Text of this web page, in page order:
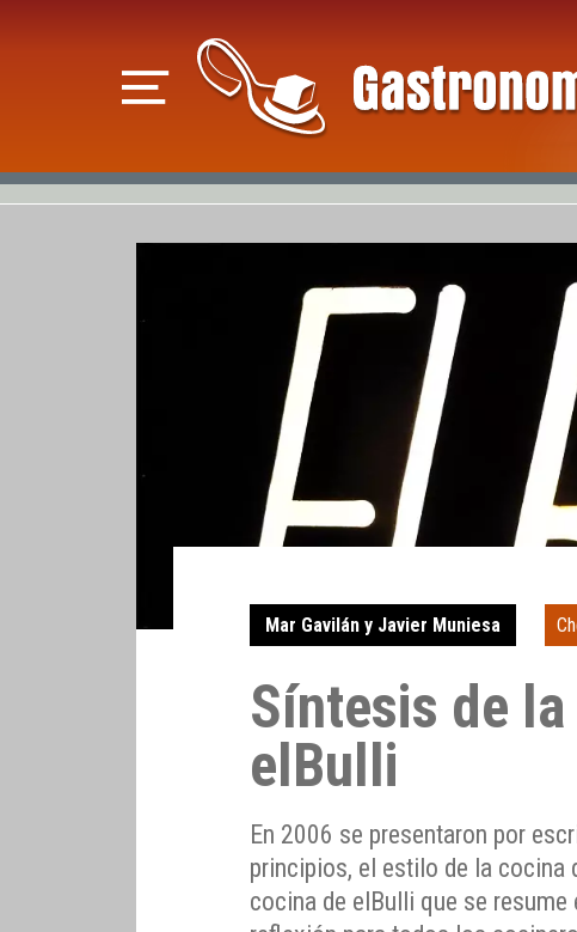
Mar Gavilán y Javier Muniesa
Síntesis de
elBulli
En 2006 se presentaron por
principios, el estilo de la cocina
cocina de elBulli que se